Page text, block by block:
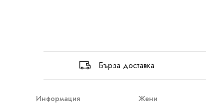
Бърза доставка
Информация Жени